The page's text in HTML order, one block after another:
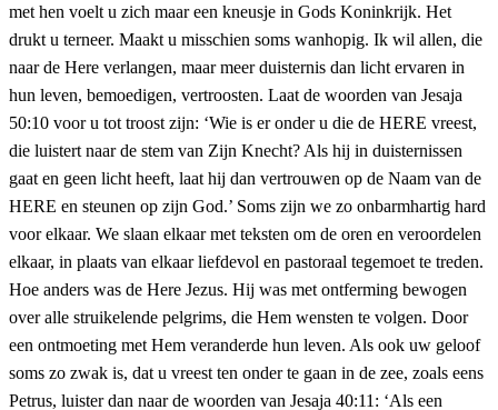
met hen voelt u zich maar een kneusje in Gods Koninkrijk. Het
drukt u terneer. Maakt u misschien soms wanhopig. Ik wil allen, die
naar de Here verlangen, maar meer duisternis dan licht ervaren in
hun leven, bemoedigen, vertroosten. Laat de woorden van Jesaja
50:10 voor u tot troost zijn: ‘Wie is er onder u die de HERE vreest,
die luistert naar de stem van Zijn Knecht? Als hij in duisternissen
gaat en geen licht heeft, laat hij dan vertrouwen op de Naam van de
HERE en steunen op zijn God.’ Soms zijn we zo onbarmhartig hard
voor elkaar. We slaan elkaar met teksten om de oren en veroordelen
elkaar, in plaats van elkaar liefdevol en pastoraal tegemoet te treden.
Hoe anders was de Here Jezus. Hij was met ontferming bewogen
over alle struikelende pelgrims, die Hem wensten te volgen. Door
een ontmoeting met Hem veranderde hun leven. Als ook uw geloof
soms zo zwak is, dat u vreest ten onder te gaan in de zee, zoals eens
Petrus, luister dan naar de woorden van Jesaja 40:11: ‘Als een